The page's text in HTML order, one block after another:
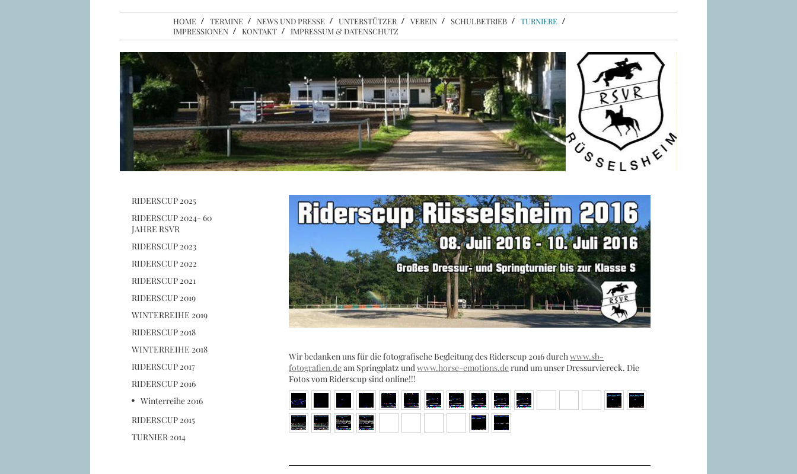
HOME TERMINE NEWS UND PRESSE UNTERSTÜTZER VEREIN SCHULBETRIEB
TURNIERE
IMPRESSIONEN
KONTAKT IMPRESSUM & DATENSCHUTZ
RIDERSCUP 2025
RIDERSCUP 2024- 60
JAHRE RSVR
RIDERSCUP 2023
RIDERSCUP 2022
RIDERSCUP 2021
RIDERSCUP 2019
WINTERREIHE 2019
RIDERSCUP 2018
WINTERREIHE 2018
RIDERSCUP 2017
RIDERSCUP 2016
Winterreihe 2016
RIDERSCUP 2015
TURNIER 2014
Wir bedanken uns für die fotografische Begleitung des Riderscup 2016 durchwww.sb-
fotografien.deam Springplatz undwww.horse-emotions.derund um unser Dressurviereck. Die
Fotos vom Riderscup sind online!!!